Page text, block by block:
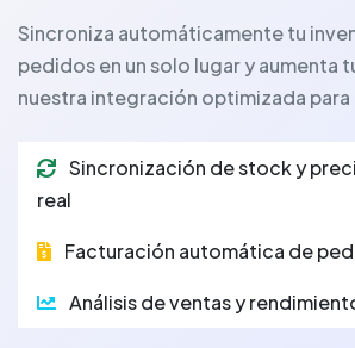
Sincroniza automáticamente tu
pedidos en un solo lugar y aumenta
nuestra integración optimizada para
Sincronización de stock y
real
Facturación automática de
Análisis de ventas y